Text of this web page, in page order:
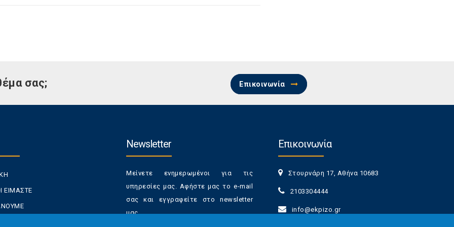
σας; Επικοινωνία
ΕΙΜΑΣΤΕ
Newsletter
Μείνετε ενημερωμένοι για τις
υπηρεσίες μας. Αφήστε μας το e-mail
σας και εγγραφείτε στο newsletter
μας.
Επικοινωνία
Στουρνάρη 17, Αθήνα 10683
2103304444
info@ekpizo.gr